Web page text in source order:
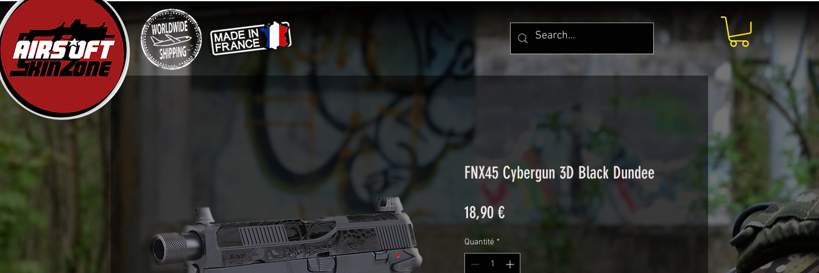
FNX45 Cybergun 3D Black Dundee
18,90 €Prix
Quantité *